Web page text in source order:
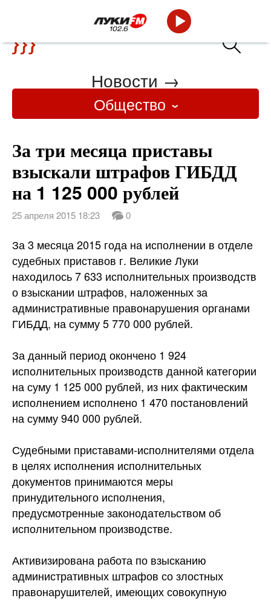
Новости →
Общество
За три месяца приставы
взыскали штрафов ГИБДД
на 1 125 000 рублей
25 апреля 2015 18:23 0
За 3 месяца 2015 года на исполнении в отделе
судебных приставов г. Великие Луки
находилось 7 633 исполнительных производств
о взыскании штрафов, наложенных за
административные правонарушения органами
ГИБДД, на сумму5 770 000 рублей.
За данный период окончено 1 924
исполнительных производств данной категории
на суму 1 125 000 рублей, из них фактическим
исполнением исполнено 1 470 постановлений
на сумму 940 000 рублей.
Судебными приставами-исполнителями отдела
в целях исполнения исполнительных
документов принимаются меры
принудительного исполнения,
предусмотренные законодательством об
исполнительном производстве.
Активизирована работа по взысканию
административных штрафов со злостных
правонарушителей, имеющих совокупную